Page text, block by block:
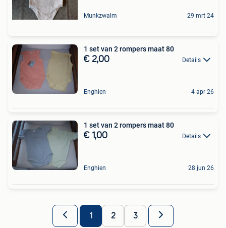
Munkzwalm 29 mrt 24
1 set van 2 rompers maat 80
€ 2,00 Details
Enghien 4 apr 26
1 set van 2 rompers maat 80
€ 1,00 Details
Enghien 28 jun 26
1 2 3